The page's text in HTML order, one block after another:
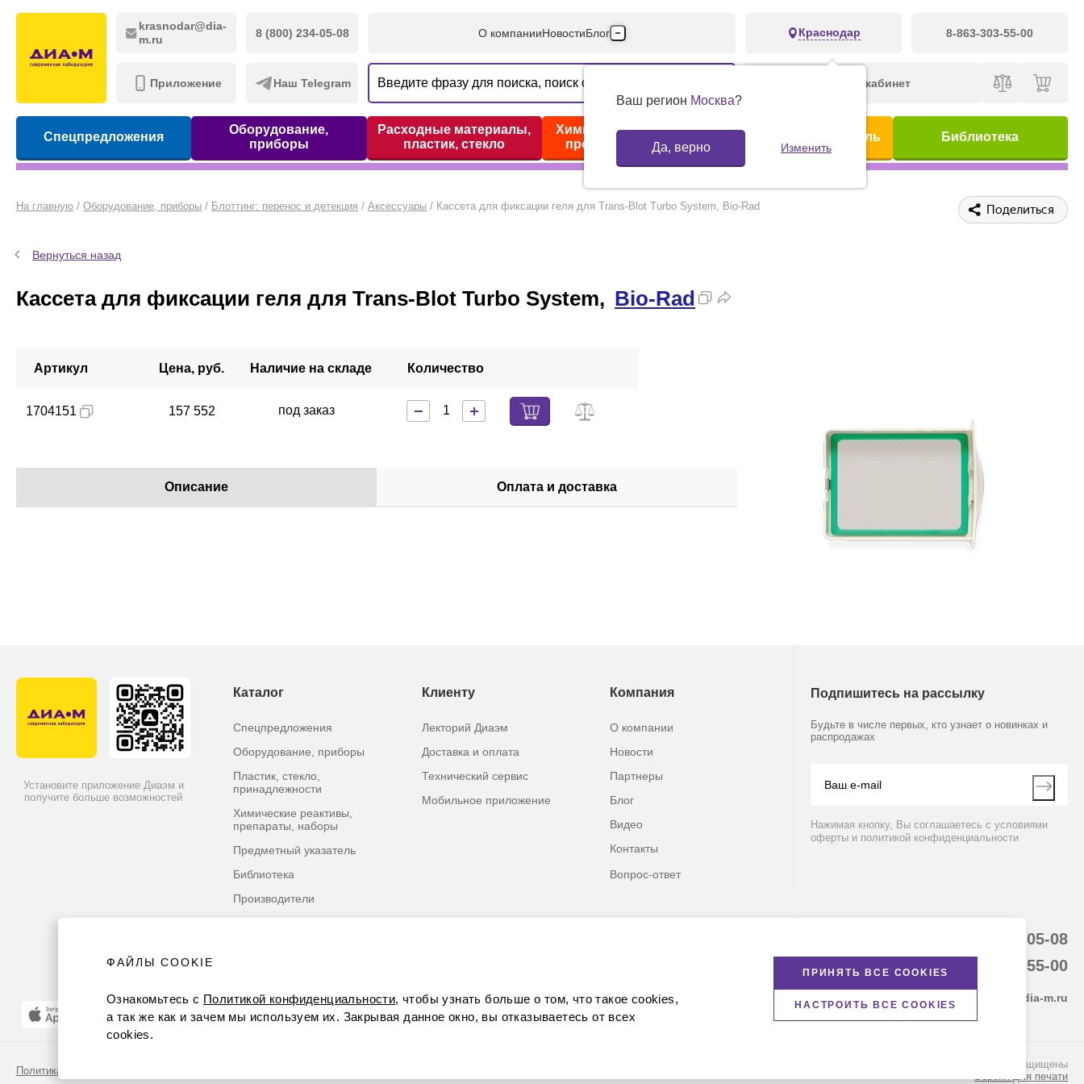
krasnodar@dia-
m.ru
8 (800) 234-05-08
Приложение Наш Telegram
О компанииНовостиБлог
Производители
Партнеры
Контакты
Краснодар 8-863-303-55-00
Ваш регион Москва?
Да, верно Изменить
Личный кабинет
Спецпредложения
Оборудование,
приборы
Расходные материалы,
пластик, стекло
Химические реактивы,
препараты, наборы
Предметный указатель Библиотека
На главную / Оборудование, приборы / Блоттинг: перенос и детекция / Аксессуары / Кассета для фиксации геля для Trans-Blot Turbo System, Bio-Rad Поделиться
Вернуться назад
Кассета для фиксации геля для Trans-Blot Turbo System, Bio-Rad
Артикул Цена, руб. Наличие на складе Количество
1704151 157 552 под заказ
Описание Оплата и доставка
Установите приложение Диаэм и
получите больше возможностей
Каталог
Спецпредложения
Оборудование, приборы
Пластик, стекло,
принадлежности
Химические реактивы,
препараты, наборы
Предметный указатель
Библиотека
Производители
Клиенту
Лекторий Диаэм
Доставка и оплата
Технический сервис
Мобильное приложение
Компания
О компании
Новости
Партнеры
Блог
Видео
Контакты
Вопрос-ответ
Подпишитесь на рассылку
Будьте в числе первых, кто узнает о новинках и
распродажах
Нажимая кнопку, Вы соглашаетесь с условиями
оферты и политикой конфиденциальности
8 (800) 234-05-08
8-863-303-55-00
krasnodar@dia-m.ru
Политика конфиденциальности
© Диаэм, 1988 — 2026. Все права защищены
Версия для печати
ФАЙЛЫ COOKIE
Ознакомьтесь с Политикой конфиденциальности, чтобы узнать больше о том, что такое cookies,
а так же как и зачем мы используем их. Закрывая данное окно, вы отказываетесь от всех
cookies.
ПРИНЯТЬ ВСЕ COOKIES
НАСТРОИТЬ ВСЕ COOKIES